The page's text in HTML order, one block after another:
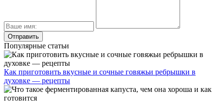
Популярные статьи
Как приготовить вкусные и сочные говяжьи ребрышки в
духовке — рецепты